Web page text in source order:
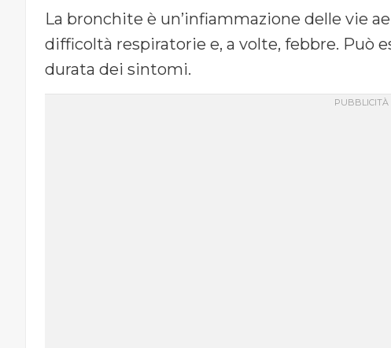
La bronchite è un’infiammazione delle vie
difficoltà respiratorie e, a volte, febbre. Può
durata dei sintomi.